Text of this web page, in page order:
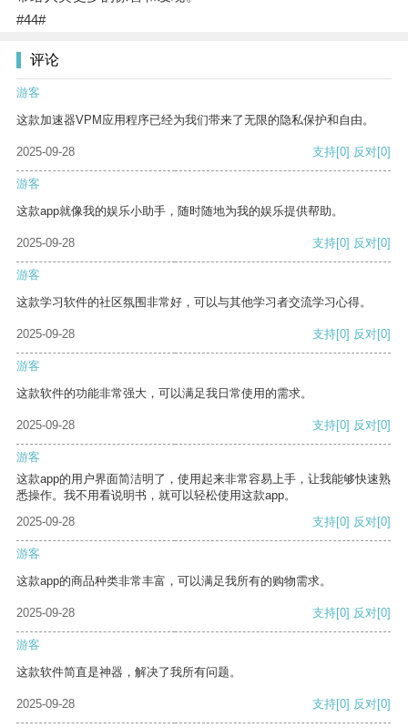
#44#
评论
游客
这款加速器VPM应用程序已经为我们带来了无限的隐私保护和自由。
2025-09-28 支持[0] 反对[0]
游客
这款app就像我的娱乐小助手，随时随地为我的娱乐提供帮助。
2025-09-28 支持[0] 反对[0]
游客
这款学习软件的社区氛围非常好，可以与其他学习者交流学习心得。
2025-09-28 支持[0] 反对[0]
游客
这款软件的功能非常强大，可以满足我日常使用的需求。
2025-09-28 支持[0] 反对[0]
游客
这款app的用户界面简洁明了，使用起来非常容易上手，让我能够快速熟
悉操作。我不用看说明书，就可以轻松使用这款app。
2025-09-28
支持[0] 反对[0]
游客
这款app的商品种类非常丰富，可以满足我所有的购物需求。
2025-09-28 支持[0] 反对[0]
游客
这款软件简直是神器，解决了我所有问题。
2025-09-28 支持[0] 反对[0]